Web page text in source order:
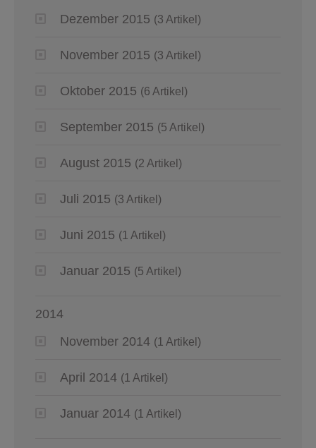
Dezember 2015 (3 Artikel)
November 2015 (3 Artikel)
Oktober 2015 (6 Artikel)
September 2015 (5 Artikel)
August 2015 (2 Artikel)
Juli 2015 (3 Artikel)
Juni 2015 (1 Artikel)
Januar 2015 (5 Artikel)
2014
November 2014 (1 Artikel)
April 2014 (1 Artikel)
Januar 2014 (1 Artikel)